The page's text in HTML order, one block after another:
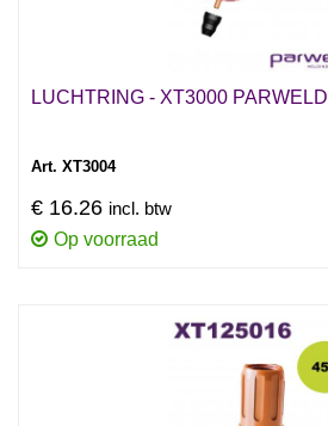
LUCHTRING - XT3000 PARWELD
Art. XT3004
€ 16.26 incl. btw
Op voorraad